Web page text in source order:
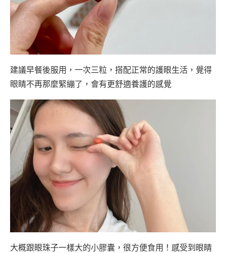
建議早餐後服用，一次三粒，搭配正常的護眼生活，覺得
眼睛不再那麼緊繃了，會有更舒適養護的感覺
大概跟眼珠子一樣大的小膠囊，很方便食用！感受到眼睛